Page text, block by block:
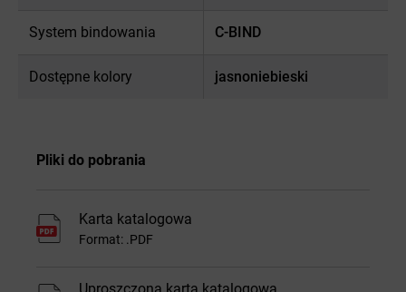
System bindowania C-BIND
Dostępne kolory jasnoniebieski
Pliki do pobrania
Karta katalogowa
Format: .PDF